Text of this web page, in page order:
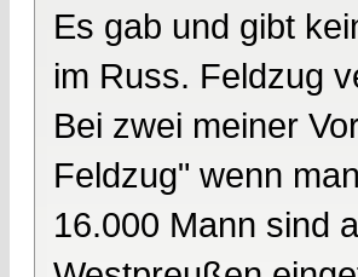
Es gab und gibt
im Russ. Feldzug
Bei zwei meiner
Feldzug" wenn
16.000 Mann sind